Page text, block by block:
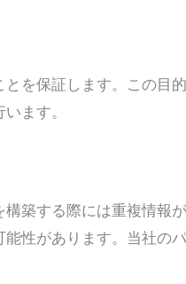
を保証します。この目
ます。
築する際には重複情報
性があります。当社の